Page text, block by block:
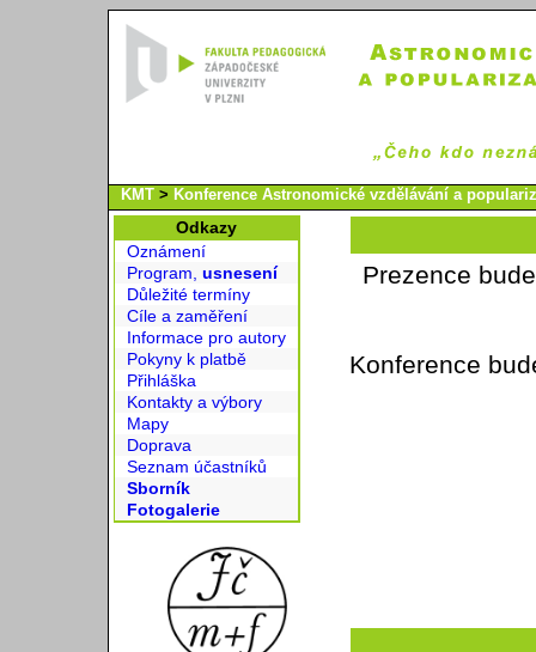
KMT > Konference Astronomické vzdělávání a
Odkazy
Oznámení
Program, usnesení
Důležité termíny
Cíle a zaměření
Informace pro autory
Pokyny k platbě
Přihláška
Kontakty a výbory
Mapy
Doprava
Seznam účastníků
Sborník
Fotogalerie
Prezence
Konference